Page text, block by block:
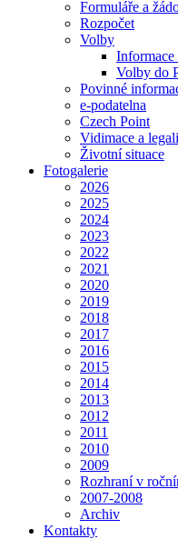
Formuláře a
Rozpočet
Volby
Informace
Volby do
Povinné
e-podatelna
Czech Point
Vidimace a
Životní situace
Fotogalerie
2026
2025
2024
2023
2022
2021
2020
2019
2018
2017
2016
2015
2014
2013
2012
2011
2010
2009
Rozhraní v
2007-2008
Archiv
Kontakty